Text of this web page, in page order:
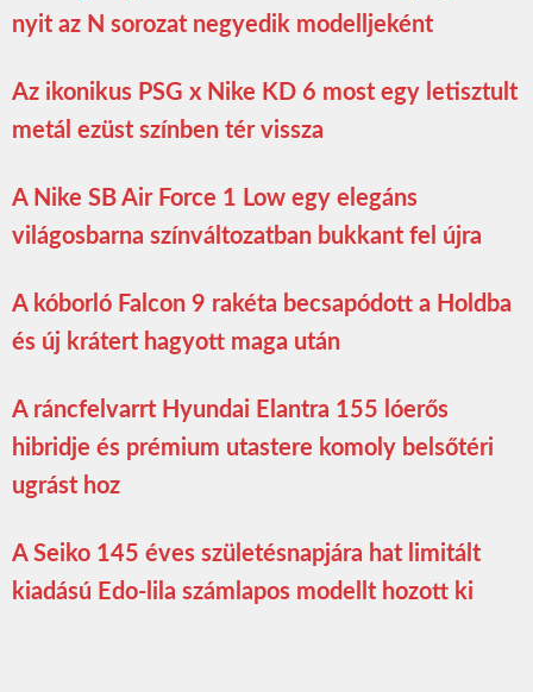
nyit az N sorozat negyedik modelljeként
Az ikonikus PSG x Nike KD 6 most egy letisztult
metál ezüst színben tér vissza
A Nike SB Air Force 1 Low egy elegáns
világosbarna színváltozatban bukkant fel újra
A kóborló Falcon 9 rakéta becsapódott a Holdba
és új krátert hagyott maga után
A ráncfelvarrt Hyundai Elantra 155 lóerős
hibridje és prémium utastere komoly belsőtéri
ugrást hoz
A Seiko 145 éves születésnapjára hat limitált
kiadású Edo-lila számlapos modellt hozott ki